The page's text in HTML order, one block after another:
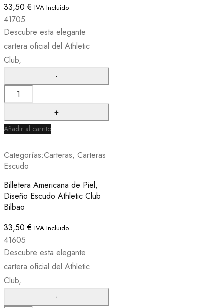
33,50€ IVA Incluido
41705
Descubre esta elegante
cartera oficial del Athletic
Club,
Añadir al carrito
Categorías:Carteras, Carteras
Escudo
Billetera Americana de Piel,
Diseño Escudo Athletic Club
Bilbao
33,50€ IVA Incluido
41605
Descubre esta elegante
cartera oficial del Athletic
Club,